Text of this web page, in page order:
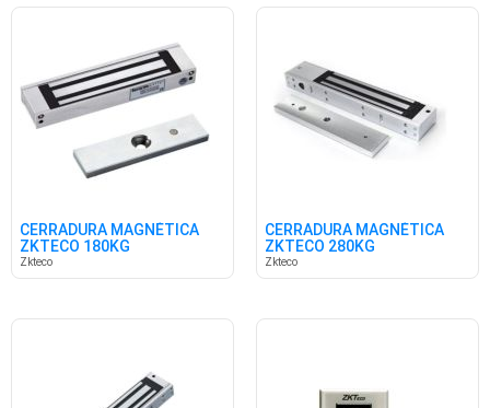
CERRADURA MAGNÉTICA
ZKTECO 180KG
Zkteco
CERRADURA MAGNÉTICA
ZKTECO 280KG
Zkteco